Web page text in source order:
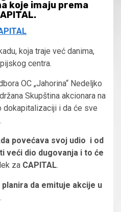
koje imaju prema
koja traje već danima,
centra.
OC „Jahorina“ Nedeljko
Skupština akcionara na
dokapitalizaciji i da će sve
povećava svoj udio i od
veći dio dugovanja i to će
za CAPITAL.
planira da emituje akcije u
.